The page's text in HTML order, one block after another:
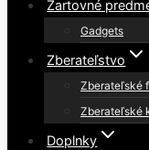
Žartovné
Gadgets
Zberateľstvo
Zberateľské
Zberateľské
Doplnky